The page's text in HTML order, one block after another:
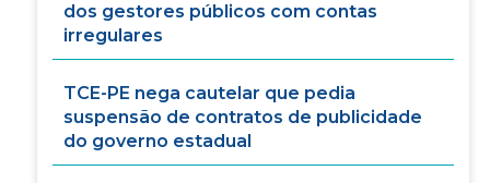
dos gestores públicos com contas
irregulares
TCE-PE nega cautelar que pedia
suspensão de contratos de publicidade
do governo estadual